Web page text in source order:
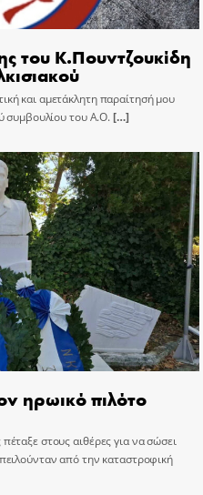
του Κ.Πουντζουκίδη
και αμετάκλητη παραίτησή μου
συμβουλίου του Α.Ο.[…]
ηρωικό πιλότο
στους αιθέρες για να σώσει
από την καταστροφική